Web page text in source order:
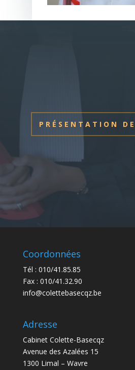
PRÉSENTATION
Coordonnées
Tél : 010/41.85.85
Fax : 010/41.32.90
info@colettebasecqz.be
Adresse
Cabinet Colette-Basecqz
Avenue des Azalées 15
1300 Limal – Wavre